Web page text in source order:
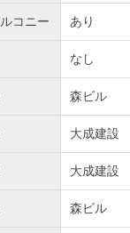
コニー あり
なし
森ビル
大成建設
大成建設
森ビル